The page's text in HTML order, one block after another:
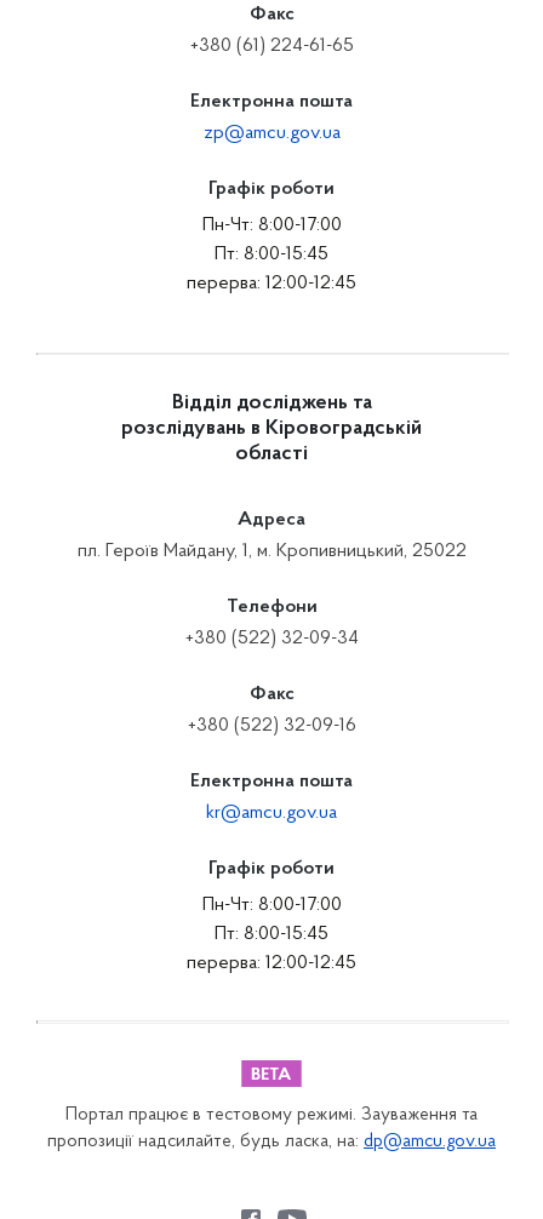
Факс
+380 (61) 224-61-65
Електронна пошта
zp@amcu.gov.ua
Графік роботи
Пн-Чт: 8:00-17:00
Пт: 8:00-15:45
перерва: 12:00-12:45
Відділ досліджень та
розслідувань в Кіровоградській
області
Адреса
пл. Героїв Майдану, 1, м. Кропивницький, 25022
Телефони
+380 (522) 32-09-34
Факс
+380 (522) 32-09-16
Електронна пошта
kr@amcu.gov.ua
Графік роботи
Пн-Чт: 8:00-17:00
Пт: 8:00-15:45
перерва: 12:00-12:45
Портал працює в тестовому режимі. Зауваження та
пропозиції надсилайте, будь ласка, на: dp@amcu.gov.ua